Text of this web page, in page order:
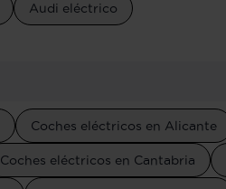
Audi eléctrico
Coches eléctricos en Alicante
Coches eléctricos en Cantabria